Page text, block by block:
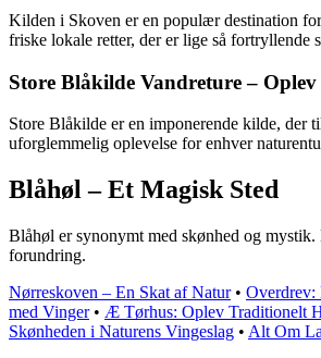
Kilden i Skoven er en populær destination
friske lokale retter, der er lige så fortryllende
Store Blåkilde Vandreture –
Store Blåkilde er en imponerende kilde, der
uforglemmelig oplevelse for enhver
Blåhøl – Et Magisk Sted
Blåhøl er synonymt med skønhed og
forundring.
Nørreskoven – En Skat af Natur• Overdrev:
med Vinger• Æ Tørhus: Oplev Traditionelt
Skønheden i Naturens Vingeslag • Alt Om